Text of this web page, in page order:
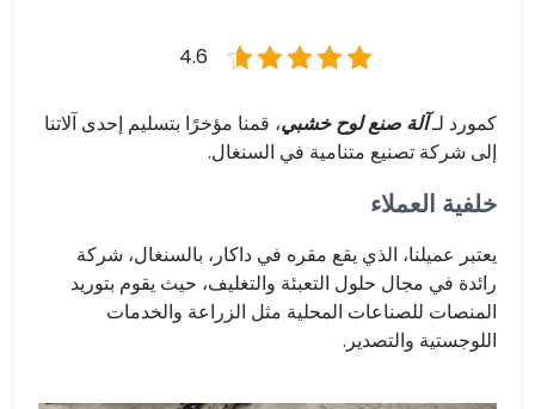
4.6
كمورد لـآلة صنع لوح خشبي، قمنا مؤخرًا بتسليم إحدى آلاتنا
إلى شركة تصنيع متنامية في السنغال.
خلفية العملاء
يعتبر عميلنا، الذي يقع مقره في داكار، بالسنغال، شركة
رائدة في مجال حلول التعبئة والتغليف، حيث يقوم بتوريد
المنصات للصناعات المحلية مثل الزراعة والخدمات
اللوجستية والتصدير.